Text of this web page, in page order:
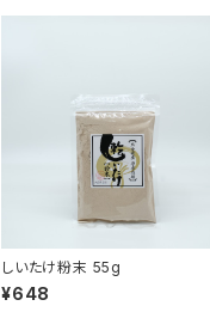
しいたけ粉末 55g
¥648